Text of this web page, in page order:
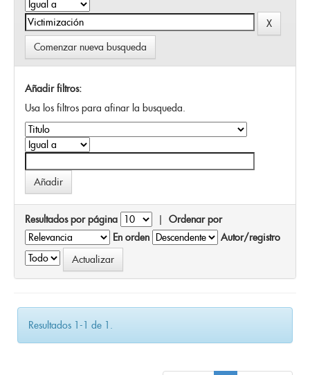
Comenzar nueva busqueda
Añadir filtros:
Usa los filtros para afinar la busqueda.
Resultados por página | Ordenar por
En orden
Autor/registro
Resultados 1-1 de 1.